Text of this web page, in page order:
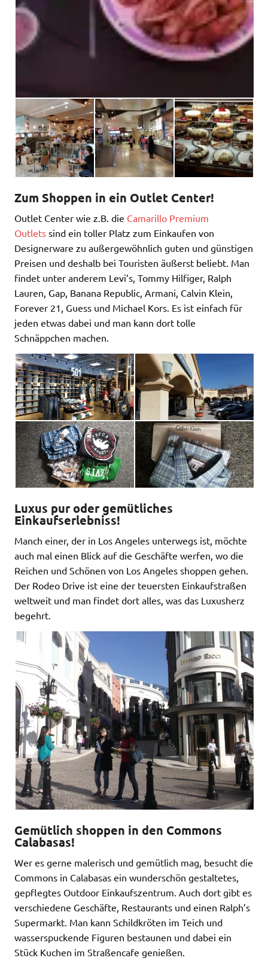
Zum Shoppen in ein Outlet Center!
Outlet Center wie z.B. die Camarillo Premium
Outlets sind ein toller Platz zum Einkaufen von
Designerware zu außergewöhnlich guten und günstigen
Preisen und deshalb bei Touristen äußerst beliebt. Man
findet unter anderem Levi’s, Tommy Hilfiger, Ralph
Lauren, Gap, Banana Republic, Armani, Calvin Klein,
Forever 21, Guess und Michael Kors. Es ist einfach für
jeden etwas dabei und man kann dort tolle
Schnäppchen machen.
Luxus pur oder gemütliches
Einkaufserlebniss!
Manch einer, der in Los Angeles unterwegs ist, möchte
auch mal einen Blick auf die Geschäfte werfen, wo die
Reichen und Schönen von Los Angeles shoppen gehen.
Der Rodeo Drive ist eine der teuersten Einkaufstraßen
weltweit und man findet dort alles, was das Luxusherz
begehrt.
Gemütlich shoppen in den Commons
Calabasas!
Wer es gerne malerisch und gemütlich mag, besucht die
Commons in Calabasas ein wunderschön gestaltetes,
gepflegtes Outdoor Einkaufszentrum. Auch dort gibt es
verschiedene Geschäfte, Restaurants und einen Ralph’s
Supermarkt. Man kann Schildkröten im Teich und
wasserspuckende Figuren bestaunen und dabei ein
Stück Kuchen im Straßencafe genießen.